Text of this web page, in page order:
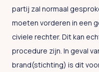
partij zal normaal
moeten vorderen in een
civiele rechter. Dit kan
procedure zijn. In geval
brand(stichting) is dit